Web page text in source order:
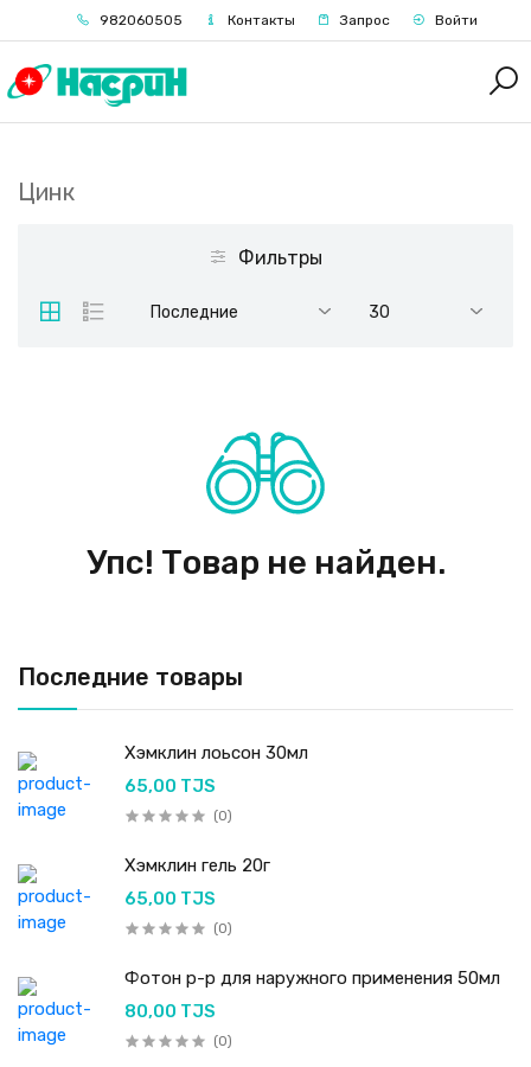
982060505 Контакты Запрос Войти
Последние товары
Хэмклин лоьсон 30мл
65,00 TJS
(0)
Хэмклин гель 20г
65,00 TJS
(0)
Фотон р-р для наружного применения 50мл
80,00 TJS
(0)
Цинк
Фильтры
Последние 30
Упс! Товар не найден.